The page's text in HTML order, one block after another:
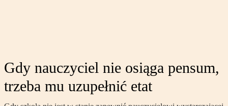
Gdy nauczyciel nie osiąga pensum,
trzeba mu uzupełnić etat